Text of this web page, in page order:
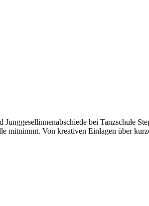
bei Tanzschule
mitnimmt. Von kreativen Einlagen über